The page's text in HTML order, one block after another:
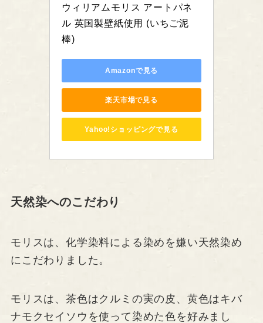
ウィリアムモリス アートパネ
ル 英国製壁紙使用 (いちご泥
棒)
Amazonで見る
楽天市場で見る
Yahoo!ショッピングで見る
天然染へのこだわり
モリスは、化学染料による染めを嫌い天然染め
にこだわりました。
モリスは、茶色はクルミの実の皮、黄色はキバ
ナモクセイソウを使って染めた色を好みまし